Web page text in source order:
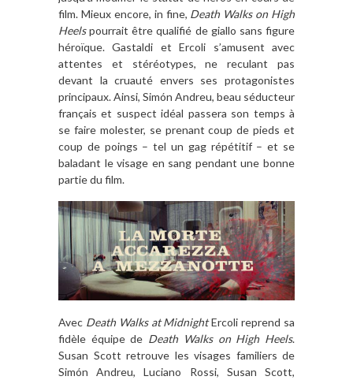
film. Mieux encore, in fine, Death Walks on High
Heelspourrait être qualifié de giallo sans figure
héroïque. Gastaldi et Ercoli s’amusent avec
attentes et stéréotypes, ne reculant pas
devant la cruauté envers ses protagonistes
principaux. Ainsi, Simón Andreu, beau séducteur
français et suspect idéal passera son temps à
se faire molester, se prenant coup de pieds et
coup de poings – tel un gag répétitif – et se
baladant le visage en sang pendant une bonne
partie du film.
Avec Death Walks at MidnightErcoli reprend sa
fidèle équipe de Death Walks on High Heels.
Susan Scott retrouve les visages familiers de
Simón Andreu, Luciano Rossi, Susan Scott,